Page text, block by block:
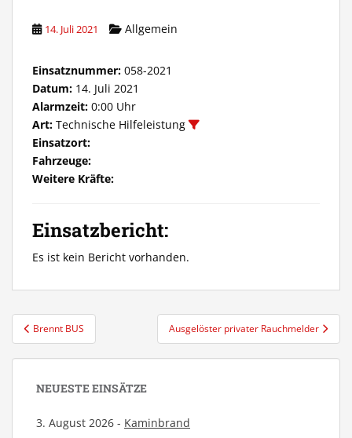
14. Juli 2021 Allgemein
Einsatznummer: 058-2021
Datum: 14. Juli 2021
Alarmzeit: 0:00 Uhr
Art: Technische Hilfeleistung
Einsatzort:
Fahrzeuge:
Weitere Kräfte:
Einsatzbericht:
Es ist kein Bericht vorhanden.
Beitragsnavigation
Brennt BUS Ausgelöster privater Rauchmelder
NEUESTE EINSÄTZE
3. August 2026 - Kaminbrand